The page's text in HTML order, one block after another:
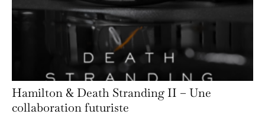
Hamilton & Death Stranding II – Une
collaboration futuriste